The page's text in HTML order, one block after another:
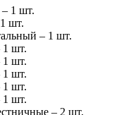
– 1 шт.
шт.
– 1 шт.
1 шт.
1 шт.
1 шт.
1 шт.
1 шт.
– 2 шт.